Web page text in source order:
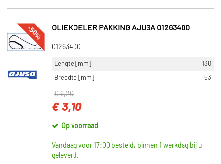
-50% OLIEKOELER PAKKING AJUSA 01263400
01263400
Lengte [mm]
130
Breedte [mm]
53
€ 6,20
€ 3,10
Op voorraad
Vandaag voor 17:00 besteld, binnen 1 werkdag bij u
geleverd.